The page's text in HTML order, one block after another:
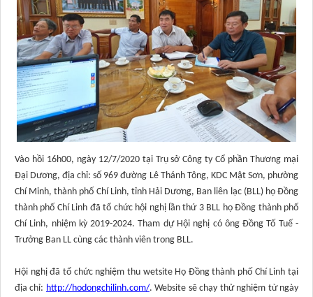
Vào hồi 16h00, ngày 12/7/2020 tại Trụ sở Công ty Cổ phần Thương mại
Đại Dương, địa chỉ: số 969 đường Lê Thánh Tông, KDC Mật Sơn, phường
Chí Minh, thành phố Chí Linh, tỉnh Hải Dương, Ban liên lạc (BLL) họ Đồng
thành phố Chí Linh đã tổ chức hội nghị lần thứ 3 BLL họ Đồng thành phố
Chí Linh, nhiệm kỳ 2019-2024. Tham dự Hội nghị có ông Đồng Tố Tuế -
Trưởng Ban LL cùng các thành viên trong BLL.
Hội nghị đã tổ chức nghiệm thu wetsite Họ Đồng thành phố Chí Linh tại
địa chỉ: http://hodongchilinh.com/. Website sẽ chạy thử nghiệm từ ngày